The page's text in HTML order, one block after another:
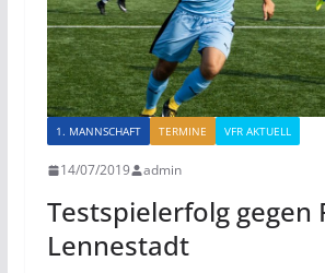
1. MANNSCHAFT TERMINE VFR AKTUELL
14/07/2019 admin
Testspielerfolg gegen
Lennestadt